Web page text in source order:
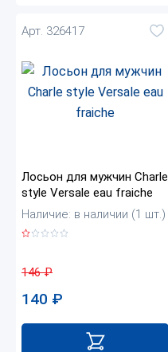
Арт. 326417
Лосьон для мужчин Charle
style Versale eau fraiche
Наличие: в наличии (1 шт.)
146₽
140 ₽